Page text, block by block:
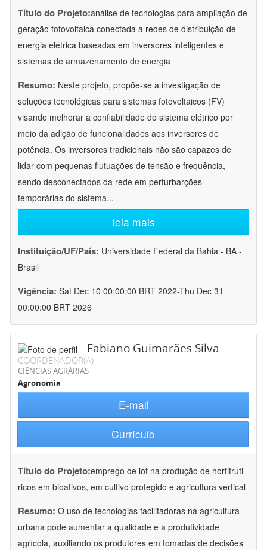
Título do Projeto:análise de tecnologias para ampliação de
geração fotovoltaica conectada a redes de distribuição de
energia elétrica baseadas em inversores inteligentes e
sistemas de armazenamento de energia
Resumo: Neste projeto, propõe-se a investigação de
soluções tecnológicas para sistemas fotovoltaicos (FV)
visando melhorar a confiabilidade do sistema elétrico por
meio da adição de funcionalidades aos inversores de
potência. Os inversores tradicionais não são capazes de
lidar com pequenas flutuações de tensão e frequência,
sendo desconectados da rede em perturbarções
temporárias do sistema...
leia mais
Instituição/UF/País: Universidade Federal da Bahia - BA -
Brasil
Vigência: Sat Dec 10 00:00:00 BRT 2022-Thu Dec 31
00:00:00 BRT 2026
Fabiano Guimarães Silva
COORDENADOR(A)
CIÊNCIAS AGRÁRIAS
Agronomia
E-mail
Currículo
Título do Projeto:emprego de iot na produção de hortifruti
ricos em bioativos, em cultivo protegido e agricultura vertical
Resumo: O uso de tecnologias facilitadoras na agricultura
urbana pode aumentar a qualidade e a produtividade
agrícola, auxiliando os produtores em tomadas de decisões